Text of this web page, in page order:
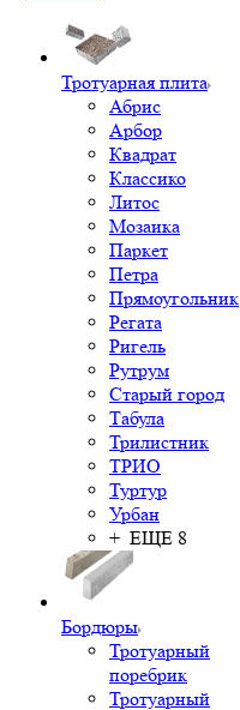
Тротуарная плита
Абрис
Арбор
Квадрат
Классико
Литос
Мозаика
Паркет
Петра
Прямоугольник
Регата
Ригель
Рутрум
Старый город
Табула
Трилистник
ТРИО
Туртур
Урбан
+ ЕЩЕ 8
Бордюры
Тротуарный
поребрик
Тротуарный